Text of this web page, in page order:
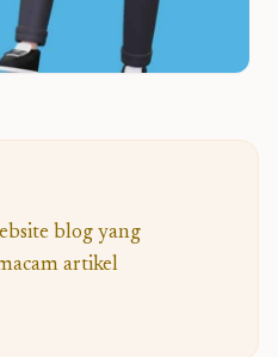
blog yang
artikel